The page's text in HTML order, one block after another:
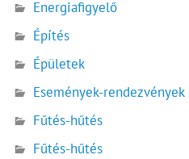
Energiafigyelő
Építés
Épületek
Események-rendezvények
Fűtés-hűtés
Fűtés-hűtés